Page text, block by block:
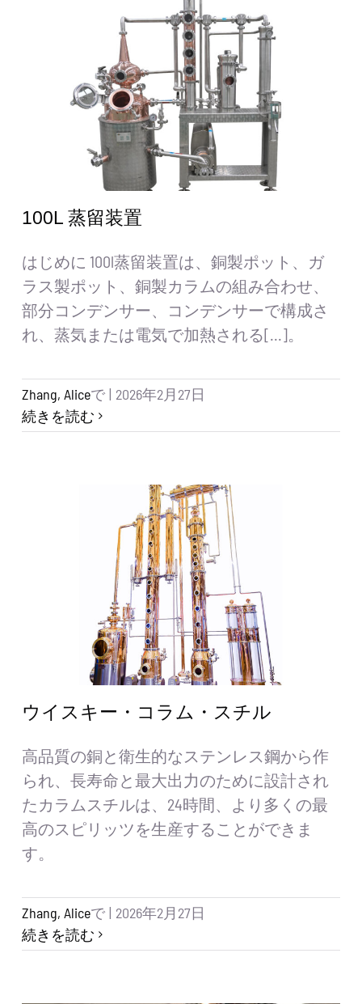
100L 蒸留装置
はじめに 100l蒸留装置は、銅製ポット、ガ
ラス製ポット、銅製カラムの組み合わせ、
部分コンデンサー、コンデンサーで構成さ
れ、蒸気または電気で加熱される[...]。
Zhang, Aliceで | 2026年2月27日
続きを読む
ウイスキー・コラム・スチル
高品質の銅と衛生的なステンレス鋼から作
られ、長寿命と最大出力のために設計され
たカラムスチルは、24時間、より多くの最
高のスピリッツを生産することができま
す。
Zhang, Aliceで | 2026年2月27日
続きを読む